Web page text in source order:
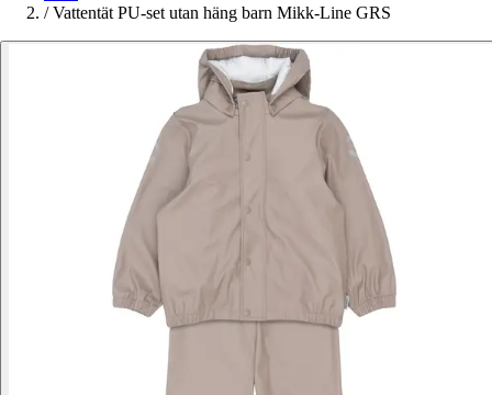
/ Vattentät PU-set utan häng barn Mikk-Line GRS